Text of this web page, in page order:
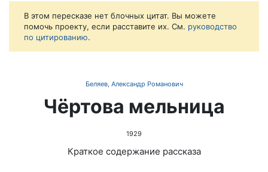
В этом пересказе нет блочных цитат. Вы можете
помочь проекту, если расставите их. См. руководство
по цитированию.
Беляев, Александр Романович
Чёртова мельница
1929
Краткое содержание рассказа